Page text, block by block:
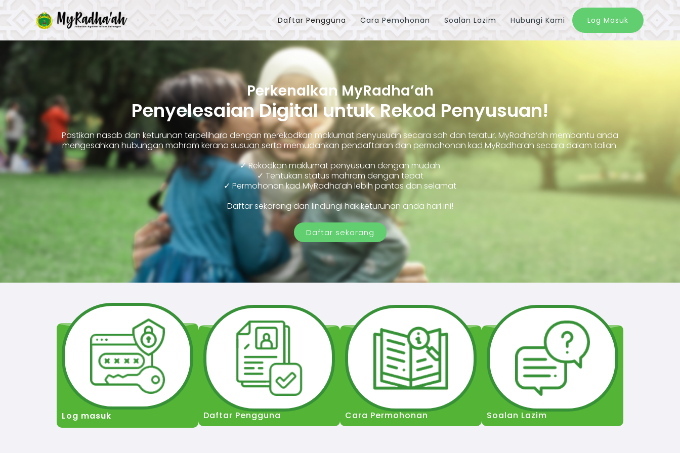
Skip
to
content
Daftar Pengguna Cara Pemohonan Soalan Lazim Hubungi Kami Log Masuk
Perkenalkan MyRadha’ah
Penyelesaian Digital untuk Rekod Penyusuan!
Pastikan nasab dan keturunan terpelihara dengan merekodkan maklumat penyusuan secara sah dan teratur. MyRadha’ah membantu anda
mengesahkan hubungan mahram kerana susuan serta memudahkan pendaftaran dan permohonan kad MyRadha’ah secara dalam talian.
✓ Rekodkan maklumat penyusuan dengan mudah
✓ Tentukan status mahram dengan tepat
✓ Permohonan kad MyRadha’ah lebih pantas dan selamat
Daftar sekarang dan lindungi hak keturunan anda hari ini!
Daftar sekarang
Log masuk Daftar Pengguna Cara Permohonan Soalan Lazim